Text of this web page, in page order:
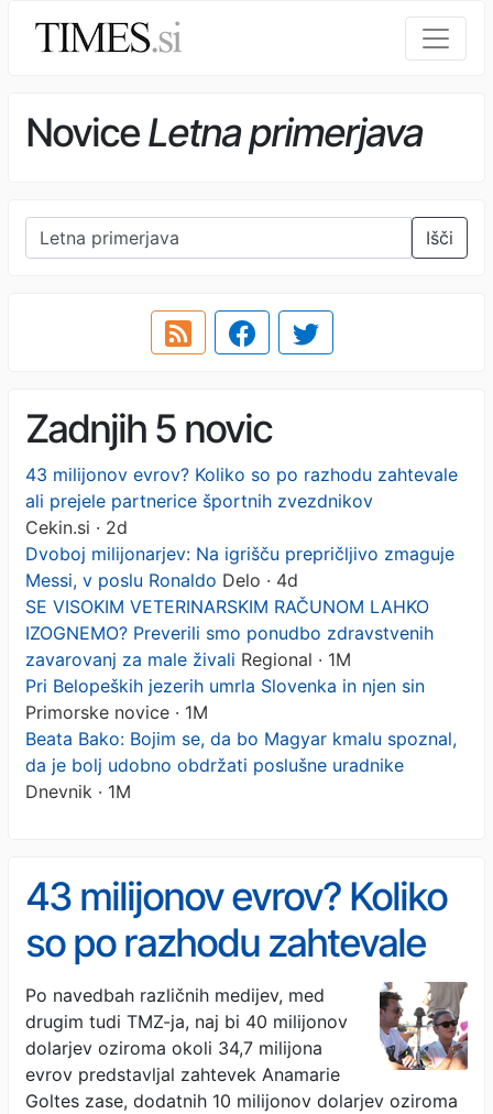
NoviceLetna primerjava
Išči
Zadnjih 5 novic
43 milijonov evrov? Koliko so po razhodu zahtevale
ali prejele partnerice športnih zvezdnikov
Cekin.si · 2d
Dvoboj milijonarjev: Na igrišču prepričljivo zmaguje
Messi, v poslu Ronaldo Delo · 4d
SE VISOKIM VETERINARSKIM RAČUNOM LAHKO
IZOGNEMO? Preverili smo ponudbo zdravstvenih
zavarovanj za male živali Regional · 1M
Pri Belopeških jezerih umrla Slovenka in njen sin
Primorske novice · 1M
Beata Bako: Bojim se, da bo Magyar kmalu spoznal,
da je bolj udobno obdržati poslušne uradnike
Dnevnik · 1M
43 milijonov evrov? Koliko
so po razhodu zahtevale
ali prejele partnerice
športnih zvezdnikov
Po navedbah različnih medijev, med
drugim tudi TMZ-ja, naj bi 40 milijonov
dolarjev oziroma okoli 34,7 milijona
evrov predstavljal zahtevek Anamarie
Goltes zase, dodatnih 10 milijonov dolarjev oziroma